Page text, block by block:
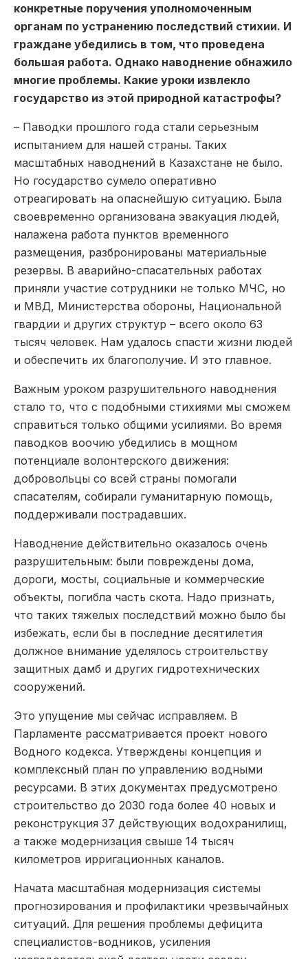
конкретные поручения уполномоченным
органам по устранению последствий стихии. И
граждане убедились в том, что проведена
большая работа. Однако наводнение обнажило
многие проблемы. Какие уроки извлекло
государство из этой природной катастрофы?
– Паводки прошлого года стали серьезным
испытанием для нашей страны. Таких
масштабных наводнений в Казахстане не было.
Но государство сумело оперативно
отреагировать на опаснейшую ситуацию. Была
своевременно организована эвакуация людей,
налажена работа пунктов временного
размещения, разбронированы материальные
резервы. В аварийно-спасательных работах
приняли участие сотрудники не только МЧС, но
и МВД, Министерства обороны, Национальной
гвардии и других структур – всего около 63
тысяч человек. Нам удалось спасти жизни людей
и обеспечить их благополучие. И это главное.
Важным уроком разрушительного наводнения
стало то, что с подобными стихиями мы сможем
справиться только общими усилиями. Во время
паводков воочию убедились в мощном
потенциале волонтерского движения:
добровольцы со всей страны помогали
спасателям, собирали гуманитарную помощь,
поддерживали пострадавших.
Наводнение действительно оказалось очень
разрушительным: были повреждены дома,
дороги, мосты, социальные и коммерческие
объекты, погибла часть скота. Надо признать,
что таких тяжелых последствий можно было бы
избежать, если бы в последние десятилетия
должное внимание уделялось строительству
защитных дамб и других гидротехнических
сооружений.
Это упущение мы сейчас исправляем. В
Парламенте рассматривается проект нового
Водного кодекса. Утверждены концепция и
комплексный план по управлению водными
ресурсами. В этих документах предусмотрено
строительство до 2030 года более 40 новых и
реконструкция 37 действующих водохранилищ,
а также модернизация свыше 14 тысяч
километров ирригационных каналов.
Начата масштабная модернизация системы
прогнозирования и профилактики чрезвычайных
ситуаций. Для решения проблемы дефицита
специалистов-водников, усиления